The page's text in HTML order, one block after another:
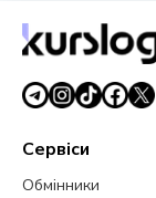
Сервіси
Обмінники